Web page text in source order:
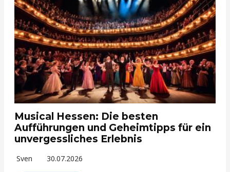
Musical Hessen: Die besten
Aufführungen und Geheimtipps für ein
unvergessliches Erlebnis
Sven 30.07.2026